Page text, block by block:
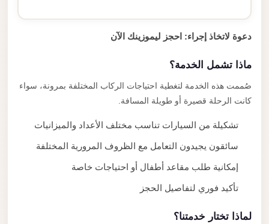
دعوة لاتخاذ إجراء: احجز ليموزينك الآن
ماذا تشمل الخدمة؟
صُممت هذه الخدمة لتغطية احتياجات الركاب المختلفة بمرونة، سواء
كانت الرحلة قصيرة أو طويلة المسافة.
تشكيلة من السيارات تناسب مختلف الأعداد والميزانيات
سائقون يجيدون التعامل مع الظروف المرورية المختلفة
إمكانية طلب مقاعد أطفال أو احتياجات خاصة
تأكيد فوري لتفاصيل الحجز
لماذا تختار خدمتنا؟